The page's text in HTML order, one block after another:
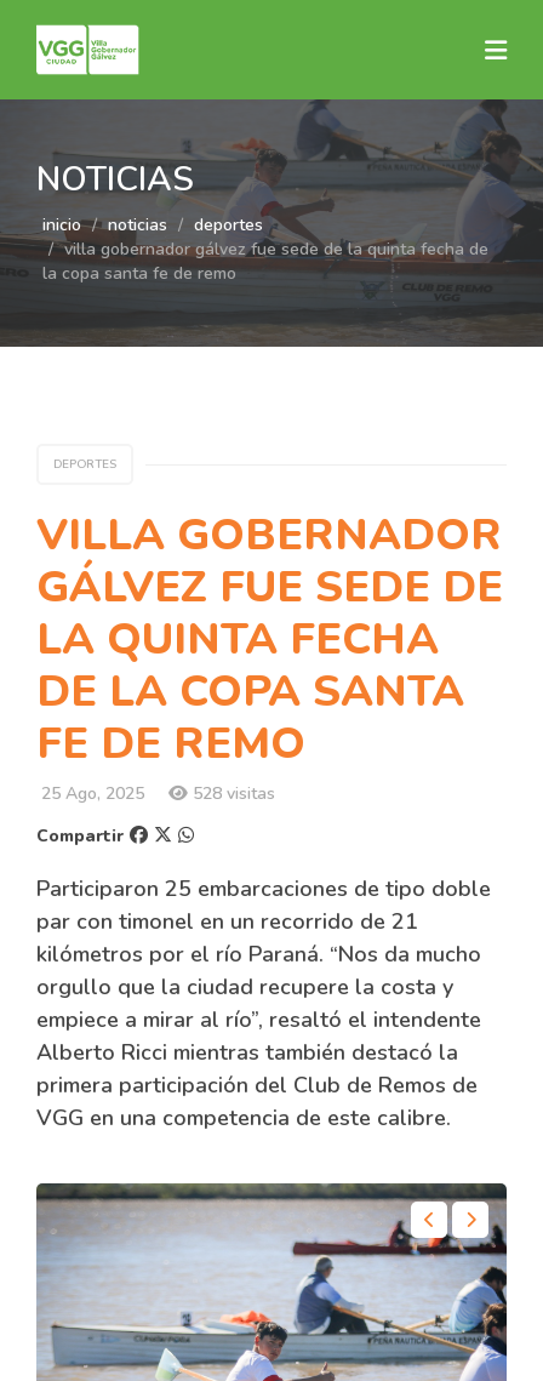
NOTICIAS
inicio noticias
deportes
villa gobernador gálvez fue sede de la quinta fecha de
la copa santa fe de remo
DEPORTES
VILLA GOBERNADOR
GÁLVEZ FUE SEDE DE
LA QUINTA FECHA
DE LA COPA SANTA
FE DE REMO
25 Ago, 2025
528 visitas
Compartir
Participaron 25 embarcaciones de tipo doble
par con timonel en un recorrido de 21
kilómetros por el río Paraná. “Nos da mucho
orgullo que la ciudad recupere la costa y
empiece a mirar al río”, resaltó el intendente
Alberto Ricci mientras también destacó la
primera participación del Club de Remos de
VGG en una competencia de este calibre.